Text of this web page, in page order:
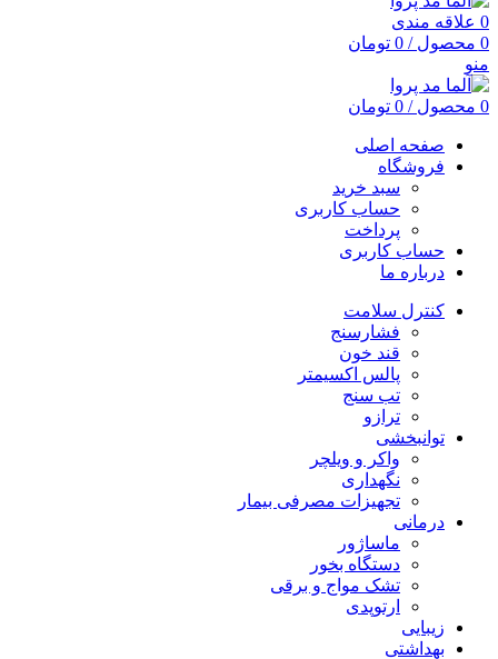
0 علاقه مندی
0 محصول /
0 تومان
منو
0 محصول /
0 تومان
صفحه اصلی
فروشگاه
سبد خرید
حساب کاربری
پرداخت
حساب کاربری
درباره ما
کنترل سلامت
فشارسنج
قند خون
پالس اکسیمتر
تب سنج
ترازو
توانبخشی
واکر و ویلچر
نگهداری
تجهیزات مصرفی بیمار
درمانی
ماساژور
دستگاه بخور
تشک مواج و برقی
ارتوپدی
زیبایی
بهداشتی